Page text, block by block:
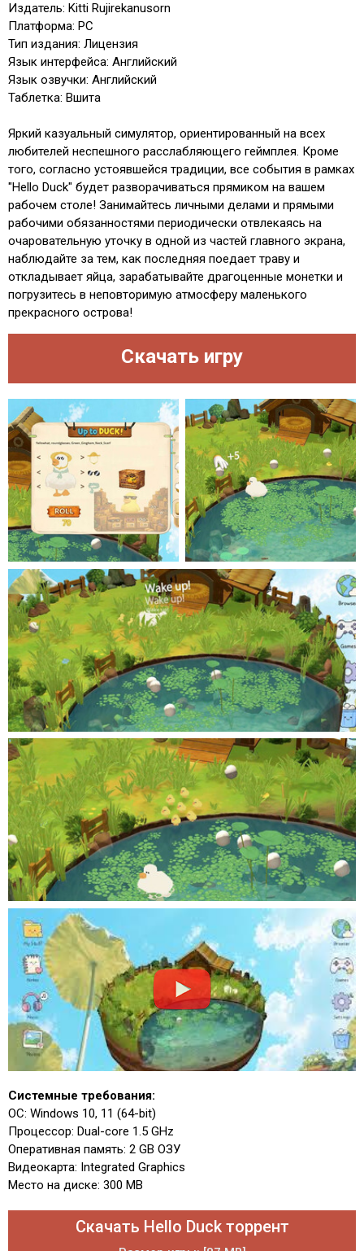
Издатель: Kitti Rujirekanusorn
Платформа: PC
Тип издания: Лицензия
Язык интерфейса: Английский
Язык озвучки: Английский
Таблетка: Вшита
Яркий казуальный симулятор, ориентированный на всех
любителей неспешного расслабляющего геймплея. Кроме
того, согласно устоявшейся традиции, все события в рамках
"Hello Duck" будет разворачиваться прямиком на вашем
рабочем столе! Занимайтесь личными делами и прямыми
рабочими обязанностями периодически отвлекаясь на
очаровательную уточку в одной из частей главного экрана,
наблюдайте за тем, как последняя поедает траву и
откладывает яйца, зарабатывайте драгоценные монетки и
погрузитесь в неповторимую атмосферу маленького
прекрасного острова!
Скачать игру
Системные требования:
ОС: Windows 10, 11 (64-bit)
Процессор: Dual-core 1.5 GHz
Оперативная память: 2 GB ОЗУ
Видеокарта: Integrated Graphics
Место на диске: 300 MB
Скачать Hello Duck торрент